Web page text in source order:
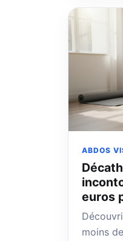
ABDOS
euros
moins